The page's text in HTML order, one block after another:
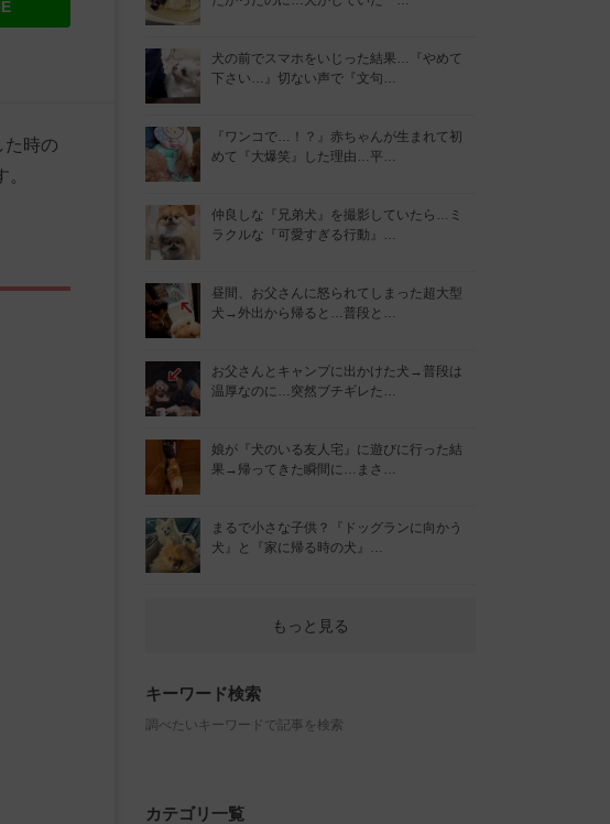
た時の
犬の前でスマホをいじった結果…『やめて
下さい…』切ない声で『文句…
『ワンコで…！？』赤ちゃんが生まれて初
めて『大爆笑』した理由…平…
仲良しな『兄弟犬』を撮影していたら…ミ
ラクルな『可愛すぎる行動』…
昼間、お父さんに怒られてしまった超大型
犬→外出から帰ると…普段と…
お父さんとキャンプに出かけた犬→普段は
温厚なのに…突然ブチギレた…
娘が『犬のいる友人宅』に遊びに行った結
果→帰ってきた瞬間に…まさ…
まるで小さな子供？『ドッグランに向かう
犬』と『家に帰る時の犬』…
もっと見る
キーワード検索
調べたいキーワードで記事を検索
カテゴリ一覧